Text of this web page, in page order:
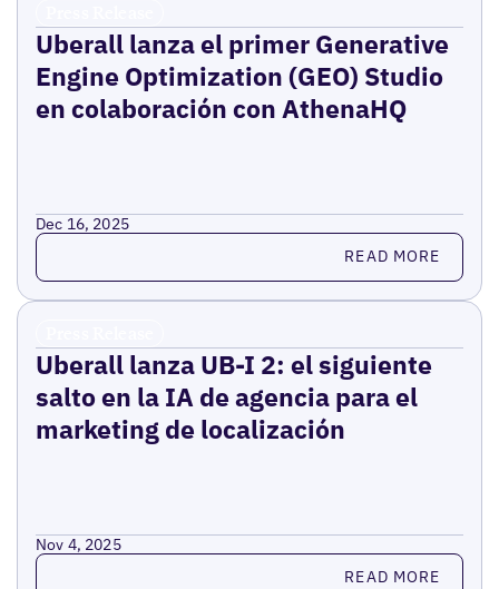
Uberall lanza el primer Generative
Engine Optimization (GEO) Studio
en colaboración con AthenaHQ
Dec 16, 2025
Read more READ MORE
Uberall lanza UB-I 2: el siguiente
salto en la IA de agencia para el
marketing de localización
Nov 4, 2025
Read more READ MORE